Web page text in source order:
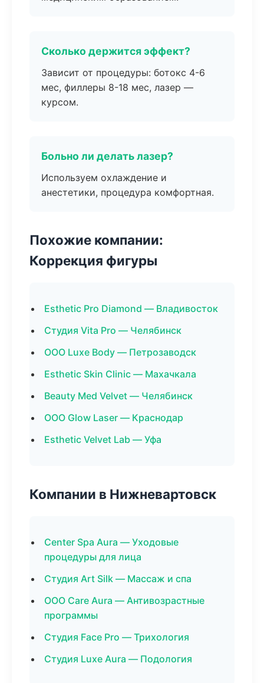
Сколько держится эффект?
Зависит от процедуры: ботокс 4-6
мес, филлеры 8-18 мес, лазер —
курсом.
Больно ли делать лазер?
Используем охлаждение и
анестетики, процедура комфортная.
Похожие компании:
Коррекция фигуры
Esthetic Pro Diamond — Владивосток
Студия Vita Pro — Челябинск
ООО Luxe Body — Петрозаводск
Esthetic Skin Clinic — Махачкала
Beauty Med Velvet — Челябинск
ООО Glow Laser — Краснодар
Esthetic Velvet Lab — Уфа
Компании в Нижневартовск
Center Spa Aura — Уходовые
процедуры для лица
Студия Art Silk — Массаж и спа
ООО Care Aura — Антивозрастные
программы
Студия Face Pro — Трихология
Студия Luxe Aura — Подология